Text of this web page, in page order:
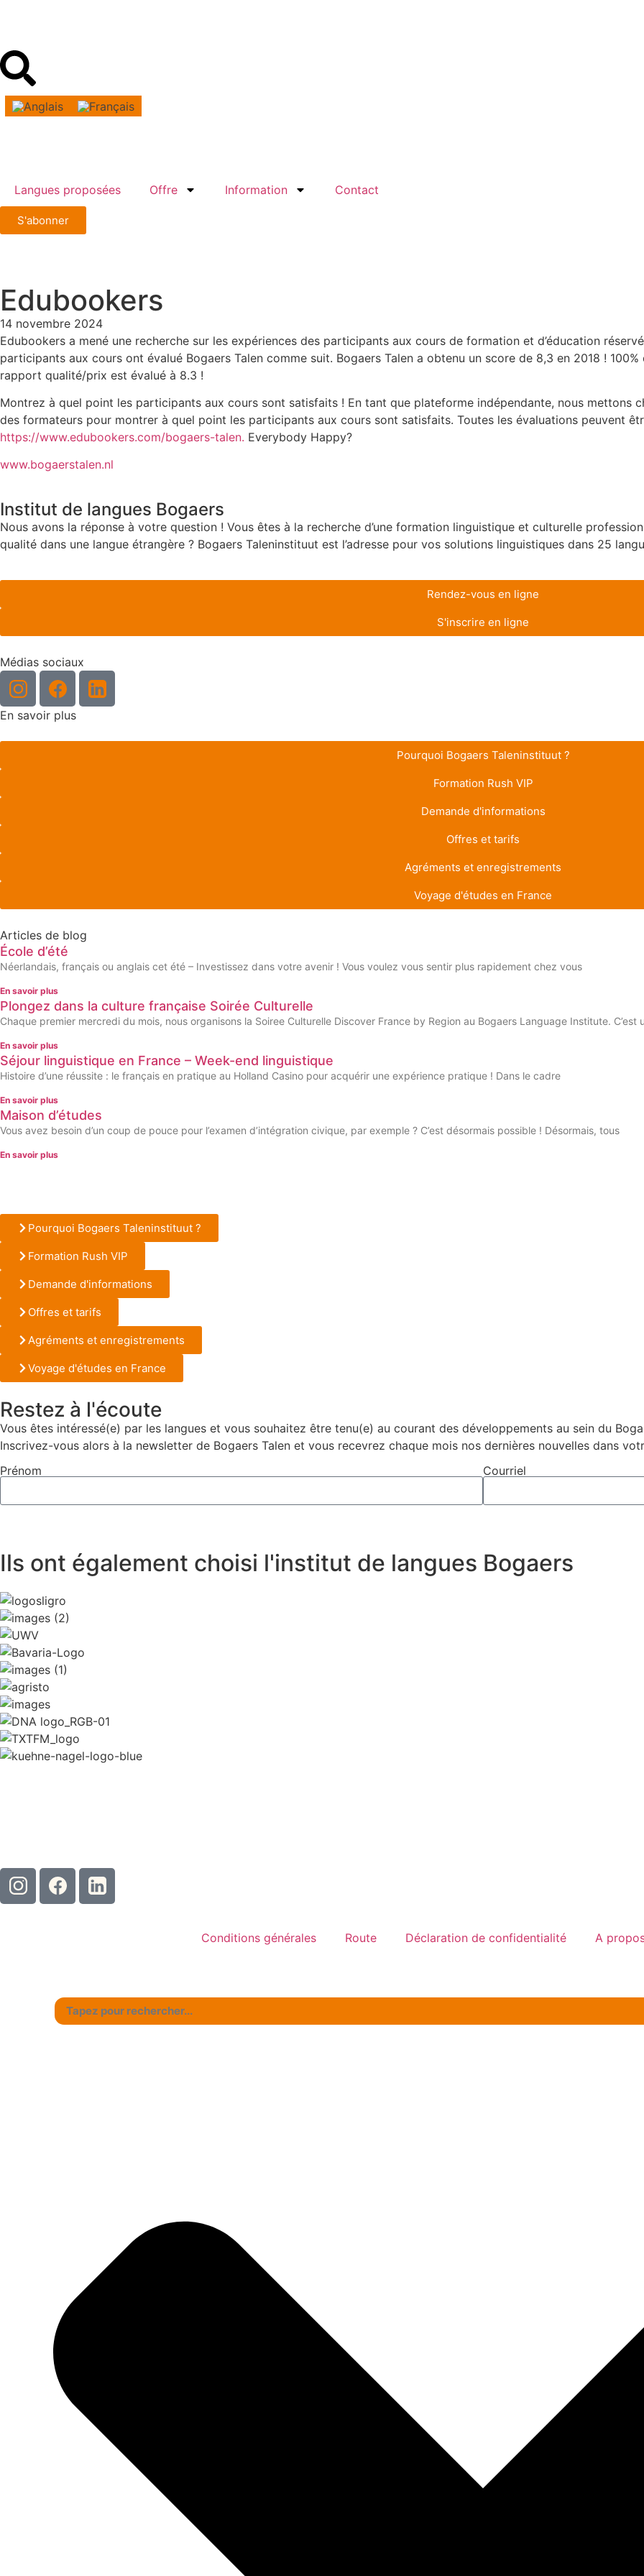
Langues proposées Offre Information Contact
S'abonner
Edubookers
14 novembre 2024
Edubookers a mené une recherche sur les expériences des participants aux cours de formation et d’éducation
participants aux cours ont évalué Bogaers Talen comme suit. Bogaers Talen a obtenu un score de 8,3 en 2018 !
rapport qualité/prix est évalué à 8.3 !
Montrez à quel point les participants aux cours sont satisfaits ! En tant que plateforme indépendante, nous mettons
des formateurs pour montrer à quel point les participants aux cours sont satisfaits. Toutes les évaluations peuvent
https://www.edubookers.com/bogaers-talen. Everybody Happy?
www.bogaerstalen.nl
Institut de langues Bogaers
Nous avons la réponse à votre question ! Vous êtes à la recherche d’une formation linguistique et culturelle
qualité dans une langue étrangère ? Bogaers Taleninstituut est l’adresse pour vos solutions linguistiques dans 25
Rendez-vous en ligne
S'inscrire en ligne
Médias sociaux
En savoir plus
Pourquoi Bogaers Taleninstituut ?
Formation Rush VIP
Demande d'informations
Offres et tarifs
Agréments et enregistrements
Voyage d'études en France
Articles de blog
École d’été
Néerlandais, français ou anglais cet été – Investissez dans votre avenir ! Vous voulez vous sentir plus rapidement chez vous
En savoir plus
Plongez dans la culture française Soirée Culturelle
Chaque premier mercredi du mois, nous organisons la Soiree Culturelle Discover France by Region au Bogaers Language Institute. C’est
En savoir plus
Séjour linguistique en France – Week-end linguistique
Histoire d’une réussite : le français en pratique au Holland Casino pour acquérir une expérience pratique ! Dans le cadre
En savoir plus
Maison d’études
Vous avez besoin d’un coup de pouce pour l’examen d’intégration civique, par exemple ? C’est désormais possible ! Désormais, tous
En savoir plus
Pourquoi Bogaers Taleninstituut ?
Formation Rush VIP
Demande d'informations
Offres et tarifs
Agréments et enregistrements
Voyage d'études en France
Restez à l'écoute
Vous êtes intéressé(e) par les langues et vous souhaitez être tenu(e) au courant des développements au sein du
Inscrivez-vous alors à la newsletter de Bogaers Talen et vous recevrez chaque mois nos dernières nouvelles dans
Prénom
Courriel
Ils ont également choisi l'institut de langues Bogaers
Conditions générales Route Déclaration de confidentialité A